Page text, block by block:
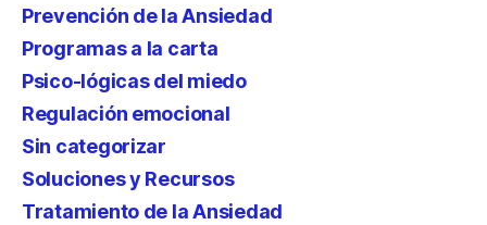
Prevención de la Ansiedad
Programas a la carta
Psico-lógicas del miedo
Regulación emocional
Sin categorizar
Soluciones y Recursos
Tratamiento de la Ansiedad